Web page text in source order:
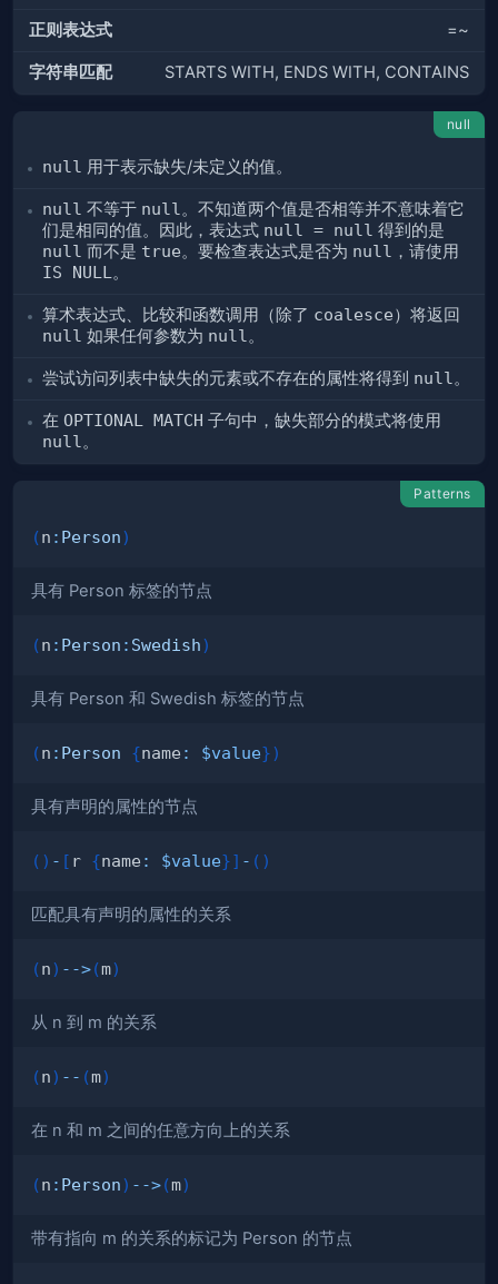
正则表达式 =~
字符串匹配 STARTS WITH, ENDS WITH, CONTAINS
null
null 用于表示缺失/未定义的值。
null 不等于 null 。不知道两个值是否相等并不意味着它
们是相同的值。因此，表达式 null = null 得到的是
null 而不是 true。要检查表达式是否为 null ，请使用
IS NULL 。
算术表达式、比较和函数调用（除了 coalesce）将返回
null 如果任何参数为 null 。
尝试访问列表中缺失的元素或不存在的属性将得到 null 。
在 OPTIONAL MATCH 子句中，缺失部分的模式将使用
null 。
Patterns
(n : Person)
具有 Person 标签的节点
(n : Person : Swedish)
具有 Person 和 Swedish 标签的节点
(n : Person {name : $value})
具有声明的属性的节点
( ) - [ r {name : $value}] - ( )
匹配具有声明的属性的关系
(n) -->(m)
从 n 到 m 的关系
(n) -- (m)
在 n 和 m 之间的任意方向上的关系
(n : Person) -->(m)
带有指向 m 的关系的标记为 Person 的节点